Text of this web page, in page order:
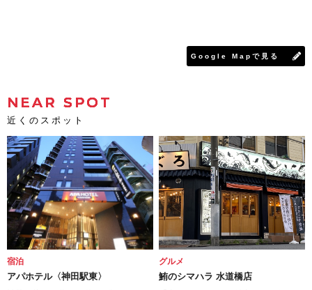
Google Mapで見る
NEAR SPOT
近くのスポット
宿泊
アパホテル〈神田駅東〉
グルメ
鮪のシマハラ 水道橋店